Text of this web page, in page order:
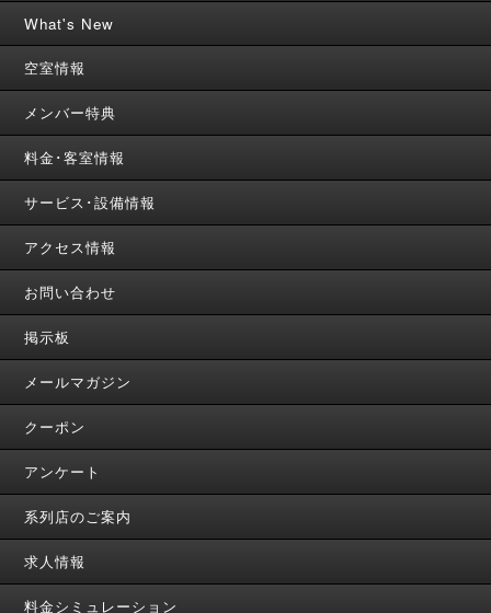
What's New
空室情報
メンバー特典
料金･客室情報
サービス･設備情報
アクセス情報
お問い合わせ
掲示板
メールマガジン
クーポン
アンケート
系列店のご案内
求人情報
料金シミュレーション